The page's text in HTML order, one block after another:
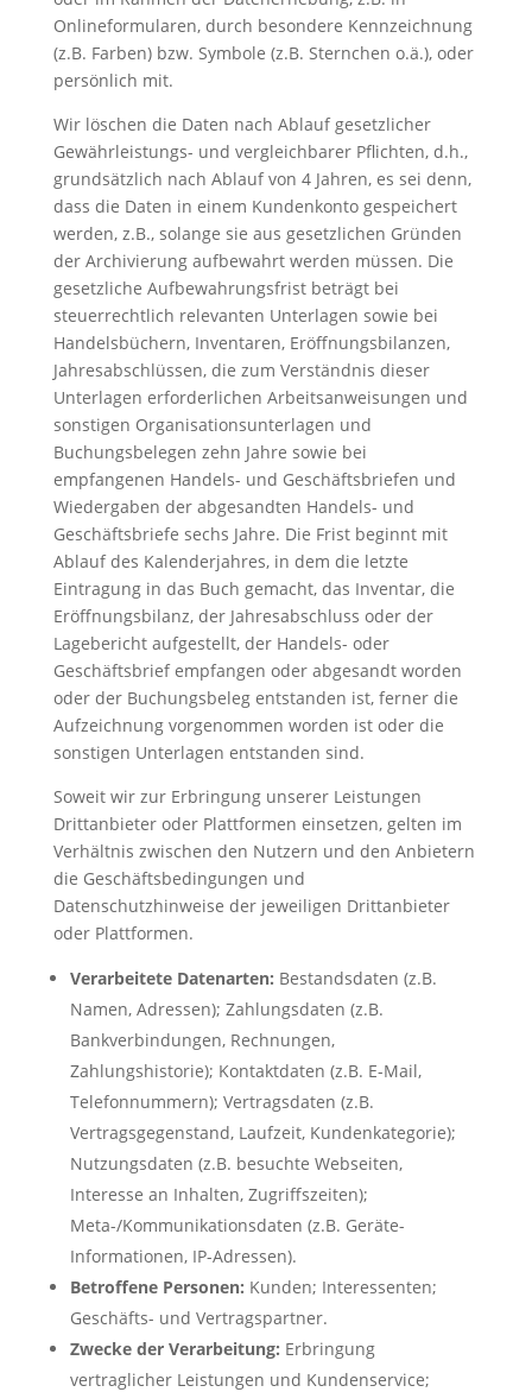
Onlineformularen, durch besondere Kennzeichnung
(z.B. Farben) bzw. Symbole (z.B. Sternchen o.ä.), oder
persönlich mit.
Wir löschen die Daten nach Ablauf gesetzlicher
Gewährleistungs- und vergleichbarer Pflichten, d.h.,
grundsätzlich nach Ablauf von 4 Jahren, es sei denn,
dass die Daten in einem Kundenkonto gespeichert
werden, z.B., solange sie aus gesetzlichen Gründen
der Archivierung aufbewahrt werden müssen. Die
gesetzliche Aufbewahrungsfrist beträgt bei
steuerrechtlich relevanten Unterlagen sowie bei
Handelsbüchern, Inventaren, Eröffnungsbilanzen,
Jahresabschlüssen, die zum Verständnis dieser
Unterlagen erforderlichen Arbeitsanweisungen und
sonstigen Organisationsunterlagen und
Buchungsbelegen zehn Jahre sowie bei
empfangenen Handels- und Geschäftsbriefen und
Wiedergaben der abgesandten Handels- und
Geschäftsbriefe sechs Jahre. Die Frist beginnt mit
Ablauf des Kalenderjahres, in dem die letzte
Eintragung in das Buch gemacht, das Inventar, die
Eröffnungsbilanz, der Jahresabschluss oder der
Lagebericht aufgestellt, der Handels- oder
Geschäftsbrief empfangen oder abgesandt worden
oder der Buchungsbeleg entstanden ist, ferner die
Aufzeichnung vorgenommen worden ist oder die
sonstigen Unterlagen entstanden sind.
Soweit wir zur Erbringung unserer Leistungen
Drittanbieter oder Plattformen einsetzen, gelten im
Verhältnis zwischen den Nutzern und den Anbietern
die Geschäftsbedingungen und
Datenschutzhinweise der jeweiligen Drittanbieter
oder Plattformen.
Verarbeitete Datenarten: Bestandsdaten (z.B.
Namen, Adressen); Zahlungsdaten (z.B.
Bankverbindungen, Rechnungen,
Zahlungshistorie); Kontaktdaten (z.B. E-Mail,
Telefonnummern); Vertragsdaten (z.B.
Vertragsgegenstand, Laufzeit, Kundenkategorie);
Nutzungsdaten (z.B. besuchte Webseiten,
Interesse an Inhalten, Zugriffszeiten);
Meta-/Kommunikationsdaten (z.B. Geräte-
Informationen, IP-Adressen).
Betroffene Personen: Kunden; Interessenten;
Geschäfts- und Vertragspartner.
Zwecke der Verarbeitung: Erbringung
vertraglicher Leistungen und Kundenservice;